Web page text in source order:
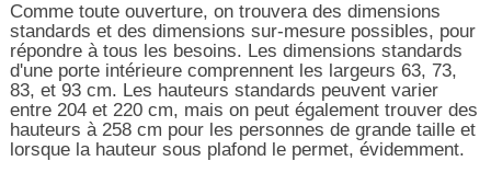
Comme toute ouverture, on trouvera des dimensions
standards et des dimensions sur-mesure possibles, pour
répondre à tous les besoins. Les dimensions standards
d'une porte intérieure comprennent les largeurs 63, 73,
83, et 93 cm. Les hauteurs standards peuvent varier
entre 204 et 220 cm, mais on peut également trouver des
hauteurs à 258 cm pour les personnes de grande taille et
lorsque la hauteur sous plafond le permet, évidemment.